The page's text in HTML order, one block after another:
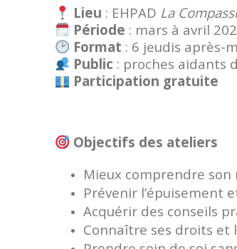
Lieu : EHPAD La
Période : mars à avril
Format : 6 jeudis après-
Public : proches aidants
Participation gratuite
Objectifs des ateliers
Mieux comprendre son
Prévenir l’épuisement
Acquérir des conseils
Connaître ses droits et